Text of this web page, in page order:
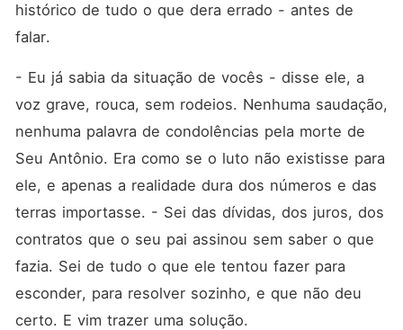
histórico de tudo o que dera errado - antes de
falar.
- Eu já sabia da situação de vocês - disse ele, a
voz grave, rouca, sem rodeios. Nenhuma saudação,
nenhuma palavra de condolências pela morte de
Seu Antônio. Era como se o luto não existisse para
ele, e apenas a realidade dura dos números e das
terras importasse. - Sei das dívidas, dos juros, dos
contratos que o seu pai assinou sem saber o que
fazia. Sei de tudo o que ele tentou fazer para
esconder, para resolver sozinho, e que não deu
certo. E vim trazer uma solução.